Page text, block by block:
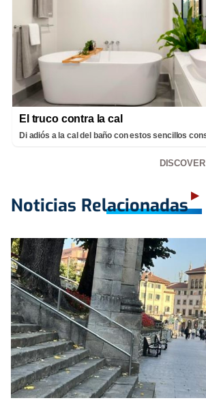
El truco contra la cal
Di adiós a la cal del baño con estos sencillos
Noticias Relacionadas